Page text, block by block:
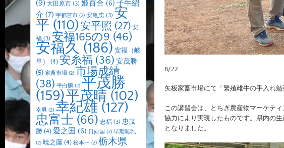
8/22
矢板家畜市場にて「繁殖雌牛の手入れ勉
この講習会は、とちぎ農産物マーケテ
協力により実現したものです。県内の
となりました。
(9) 大田原市 (3) 姫百合 (6) 子牛紹
介 (7) 宇都宮市 (2) 安亀忠 (3) 安
平 (110)安平照 (27) 安
福(3) 安福165の9 (46)
安福久 (186) 安福（岐
阜）
(4) 安糸福 (36) 安茂勝
(5) 家畜市場 (2) 市場成績
(38) 平白鵬 (2) 平茂勝
(159)平茂晴 (102)
幸男 (2) 幸紀雄 (127)
忠富士 (66) 忠福 (3) 忠茂
勝 (4) 愛之国 (6) 日向国 (2) 早期離乳
(2) 暁之藤 (4) 松本一 (2) 栃木県